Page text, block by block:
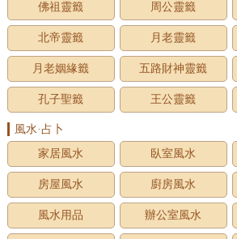
佛祖靈籤 周公靈籤
北帝靈籤 月老靈籤
月老姻緣籤 五路財神靈籤
孔子聖籤 王公靈籤
風水·占卜
家居風水
臥室風水
房屋風水 廚房風水
風水用品 辦公室風水